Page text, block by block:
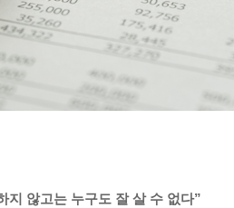
지 않고는 누구도 잘 살 수 없다”